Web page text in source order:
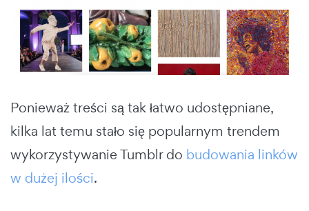
Ponieważ treści są tak łatwo udostępniane,
kilka lat temu stało się popularnym trendem
wykorzystywanie Tumblr do budowania linków
w dużej ilości.